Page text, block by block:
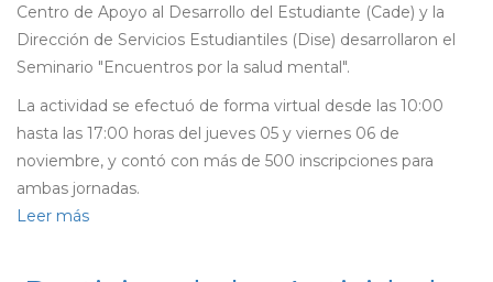
Centro de Apoyo al Desarrollo del Estudiante (Cade) y la
Dirección de Servicios Estudiantiles (Dise) desarrollaron el
Seminario "Encuentros por la salud mental".
La actividad se efectuó de forma virtual desde las 10:00
hasta las 17:00 horas del jueves 05 y viernes 06 de
noviembre, y contó con más de 500 inscripciones para
ambas jornadas.
Leer más